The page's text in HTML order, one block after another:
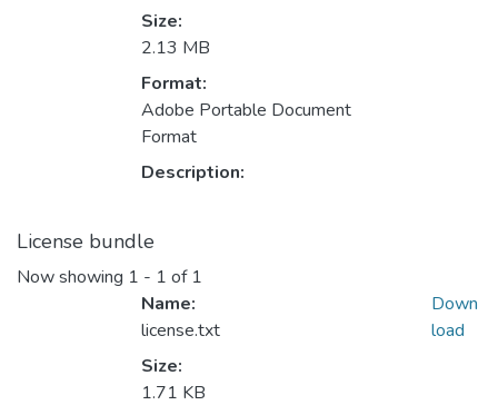
Size:
2.13 MB
Format:
Adobe Portable Document
Format
Description:
License bundle
Now showing 1 - 1 of 1
Name:
license.txt
Size:
1.71 KB
Down
load